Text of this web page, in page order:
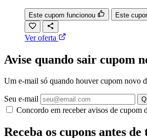
Este cupom funcionou Este
Ver oferta
Avise quando sair cupom
Um e-mail só quando houver cupom novo
Seu e-mail
Concordo em receber avisos de cupom
Receba os cupons antes